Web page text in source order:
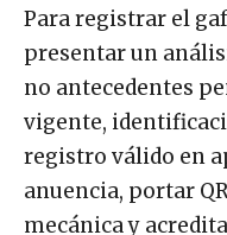
Para registrar el
presentar un
no antecedentes
vigente,
registro válido en
anuencia, portar
mecánica y